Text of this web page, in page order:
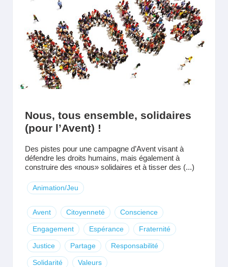
Nous, tous ensemble, solidaires
(pour l’Avent) !
Des pistes pour une campagne d’Avent visant à
défendre les droits humains, mais également à
construire des «nous» solidaires et à tisser des (...)
Animation/Jeu
Avent Citoyenneté Conscience
Engagement Espérance Fraternité
Justice Partage Responsabilité
Solidarité Valeurs